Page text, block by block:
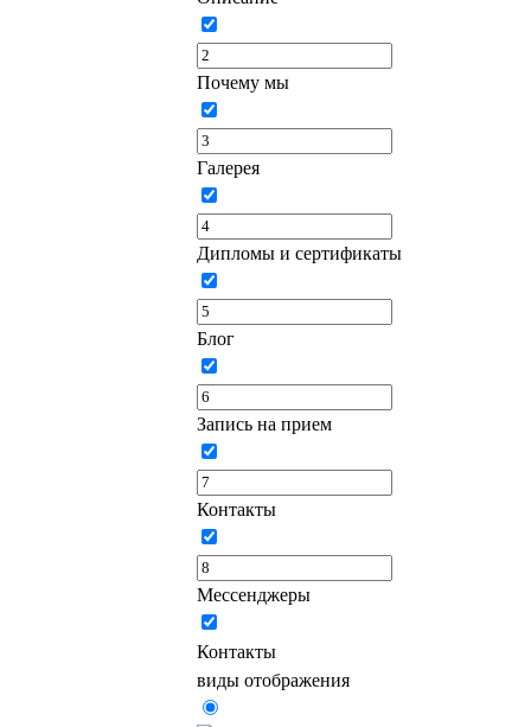
Почему мы
Галерея
Дипломы и сертификаты
Блог
Запись на прием
Контакты
Мессенджеры
Контакты
виды отображения